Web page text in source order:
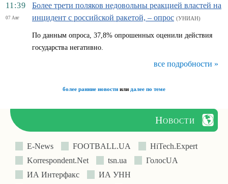
11:39
07 Авг
Более трети поляков недовольны реакцией властей на
инцидент с российской ракетой, – опрос (УНИАН)
По данным опроса, 37,8% опрошенных оценили действия
государства негативно.
все подробности »
более ранние новости или далее по теме
Новости
E-News FOOTBALL.UA
HiTech.Expert
Korrespondent.Net
tsn.ua
ГолосUA
ИА Интерфакс
ИА УНН